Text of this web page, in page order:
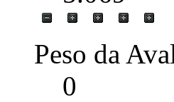
Peso da
0